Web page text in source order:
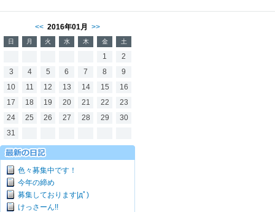
<< 2016年01月 >>
日 月 火 水 木 金 土
1
2
3
4 5 6 7 8
9
10
11 12 13 14 15
16
17
18 19 20 21 22
23
24
25 26 27 28 29
30
31
色々募集中です！
今年の締め
募集しております|дﾟ)
けっさーん!!